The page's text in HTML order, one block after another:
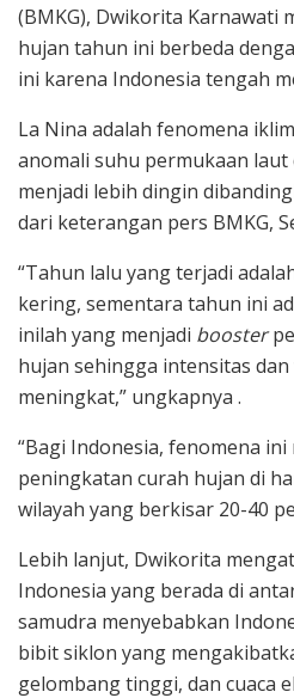
(BMKG), Dwikorita Karnawati
hujan tahun ini berbeda
ini karena Indonesia tengah
La Nina adalah fenomena
anomali suhu permukaan laut
menjadi lebih dingin
dari keterangan pers BMKG,
“Tahun lalu yang terjadi
kering, sementara tahun ini
inilah yang menjadi booster
hujan sehingga intensitas
meningkat,” ungkapnya .
“Bagi Indonesia, fenomena
peningkatan curah hujan di
wilayah yang berkisar 20-40
Lebih lanjut, Dwikorita
Indonesia yang berada di
samudra menyebabkan
bibit siklon yang
gelombang tinggi, dan cuaca